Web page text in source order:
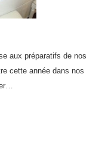
aux préparatifs de nos
cette année dans nos